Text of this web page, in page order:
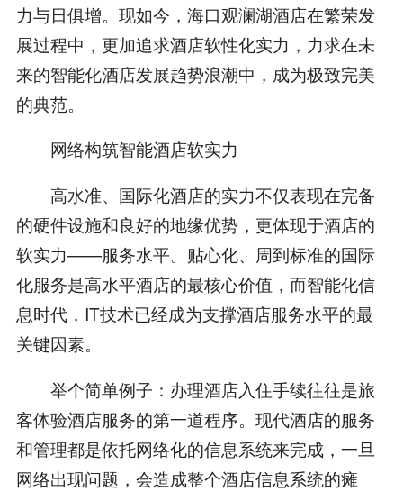
力与日俱增。现如今，海口观澜湖酒店在繁荣发
展过程中，更加追求酒店软性化实力，力求在未
来的智能化酒店发展趋势浪潮中，成为极致完美
的典范。
网络构筑智能酒店软实力
高水准、国际化酒店的实力不仅表现在完备
的硬件设施和良好的地缘优势，更体现于酒店的
软实力——服务水平。贴心化、周到标准的国际
化服务是高水平酒店的最核心价值，而智能化信
息时代，IT技术已经成为支撑酒店服务水平的最
关键因素。
举个简单例子：办理酒店入住手续往往是旅
客体验酒店服务的第一道程序。现代酒店的服务
和管理都是依托网络化的信息系统来完成，一旦
网络出现问题，会造成整个酒店信息系统的瘫